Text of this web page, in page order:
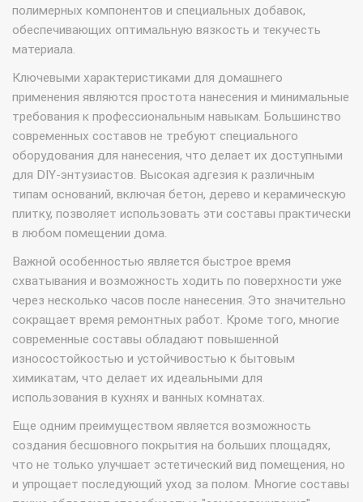
полимерных компонентов и специальных добавок,
обеспечивающих оптимальную вязкость и текучесть
материала.
Ключевыми характеристиками для домашнего
применения являются простота нанесения и минимальные
требования к профессиональным навыкам. Большинство
современных составов не требуют специального
оборудования для нанесения, что делает их доступными
для DIY-энтузиастов. Высокая адгезия к различным
типам оснований, включая бетон, дерево и керамическую
плитку, позволяет использовать эти составы практически
в любом помещении дома.
Важной особенностью является быстрое время
схватывания и возможность ходить по поверхности уже
через несколько часов после нанесения. Это значительно
сокращает время ремонтных работ. Кроме того, многие
современные составы обладают повышенной
износостойкостью и устойчивостью к бытовым
химикатам, что делает их идеальными для
использования в кухнях и ванных комнатах.
Еще одним преимуществом является возможность
создания бесшовного покрытия на больших площадях,
что не только улучшает эстетический вид помещения, но
и упрощает последующий уход за полом. Многие составы